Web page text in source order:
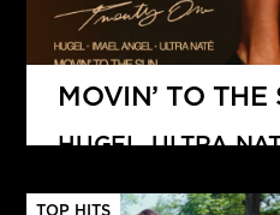
MOVIN’ TO THE
HUGEL, ULTRA
TOP HITS